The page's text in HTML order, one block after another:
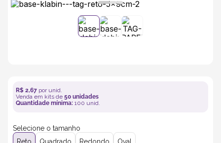
R$ 2,67 por unid.
Venda em kits de 50 unidades
Quantidade mínima: 100 unid.
Selecione o tamanho
Reto
Quadrado Redondo Oval
5º transporte
6º caixas